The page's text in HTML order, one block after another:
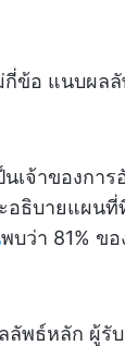
กี่ข้อ แนบผ
เจ้าของกา
ธิบายแผนที่
พบว่า 81% ข
ลัพธ์หลัก ผู้